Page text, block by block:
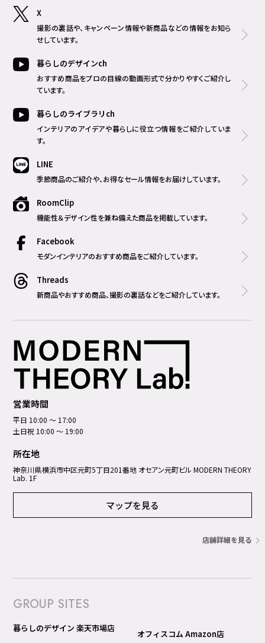
X
撮影の裏話や、キャンペーン情報や新商品などの情報をお知ら
せしています。
暮らしのデザインch
おすすめ商品をプロの目線の動画形式で分かりやすくご紹介し
ています。
暮らしのライブラリch
インテリアのアイデアや暮らしに役立つ情報をご紹介していま
す。
LINE
季節商品のご紹介や、お得なセール情報をお届けしています。
RoomClip
機能性＆デザイン性を兼ね備えた商品を掲載しています。
Facebook
モダンインテリアのおすすめ商品をご紹介しています。
Threads
新商品やおすすめ商品、撮影の裏話などをご紹介しています。
営業時間
平日 10:00 ～ 17:00
土日祝 10:00 ～ 19:00
所在地
神奈川県横浜市中区元町5丁⽬201番地 オセアン元町ビル MODERN THEORY
Lab. 1F
マップを見る
店舗詳細を見る
GROUP SITES
暮らしのデザイン 楽天市場店
オフィスコム Amazon店